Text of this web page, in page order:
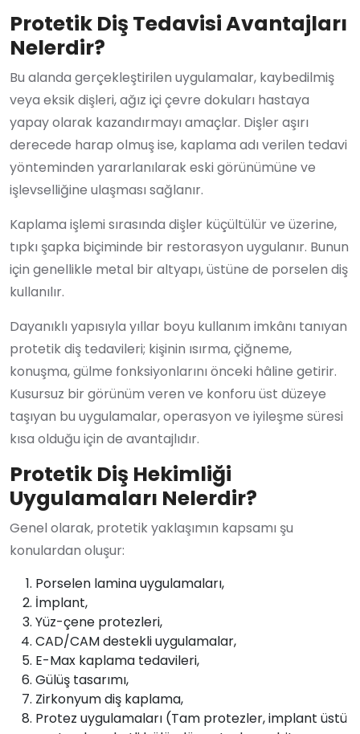
Protetik Diş Tedavisi Avantajları
Nelerdir?
Bu alanda gerçekleştirilen uygulamalar, kaybedilmiş
veya eksik dişleri, ağız içi çevre dokuları hastaya
yapay olarak kazandırmayı amaçlar. Dişler aşırı
derecede harap olmuş ise, kaplama adı verilen tedavi
yönteminden yararlanılarak eski görünümüne ve
işlevselliğine ulaşması sağlanır.
Kaplama işlemi sırasında dişler küçültülür ve üzerine,
tıpkı şapka biçiminde bir restorasyon uygulanır. Bunun
için genellikle metal bir altyapı, üstüne de porselen diş
kullanılır.
Dayanıklı yapısıyla yıllar boyu kullanım imkânı tanıyan
protetik diş tedavileri; kişinin ısırma, çiğneme,
konuşma, gülme fonksiyonlarını önceki hâline getirir.
Kusursuz bir görünüm veren ve konforu üst düzeye
taşıyan bu uygulamalar, operasyon ve iyileşme süresi
kısa olduğu için de avantajlıdır.
Protetik Diş Hekimliği
Uygulamaları Nelerdir?
Genel olarak, protetik yaklaşımın kapsamı şu
konulardan oluşur:
Porselen lamina uygulamaları,
İmplant,
Yüz-çene protezleri,
CAD/CAM destekli uygulamalar,
E-Max kaplama tedavileri,
Gülüş tasarımı,
Zirkonyum diş kaplama,
Protez uygulamaları (Tam protezler, implant üstü